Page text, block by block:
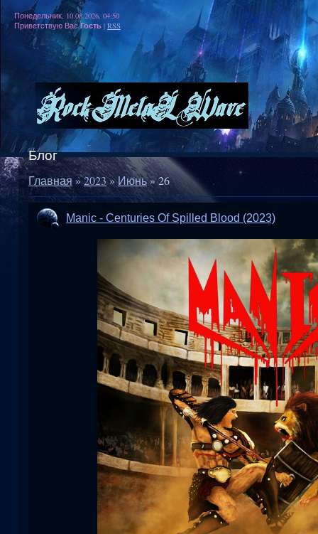
Понедельник, 10.08.2026, 04:50
Приветствую Вас Гость | RSS
Блог
Главная»2023»Июнь»26
Manic - Centuries Of Spilled Blood (2023)